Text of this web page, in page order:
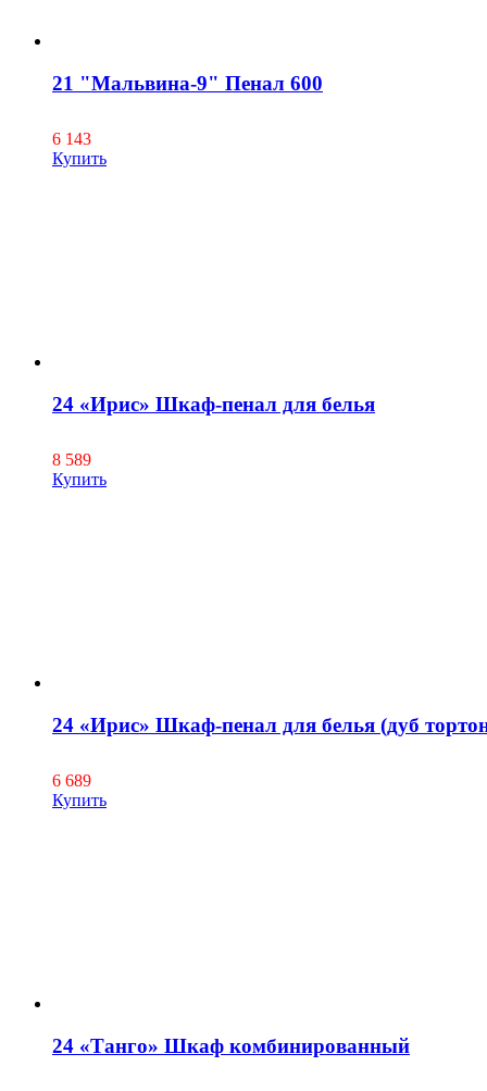
21 "Мальвина-9" Пенал 600
6 143
Купить
24 «Ирис» Шкаф-пенал для белья
8 589
Купить
24 «Ирис» Шкаф-пенал для белья (дуб
6 689
Купить
24 «Танго» Шкаф комбинированный